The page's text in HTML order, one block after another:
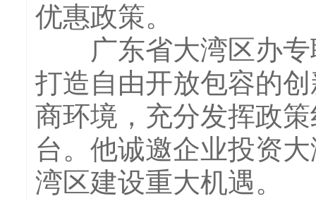
优惠政策。
广东省大湾区办专
打造自由开放包容的
商环境，充分发挥政
台。他诚邀企业投资
湾区建设重大机遇。